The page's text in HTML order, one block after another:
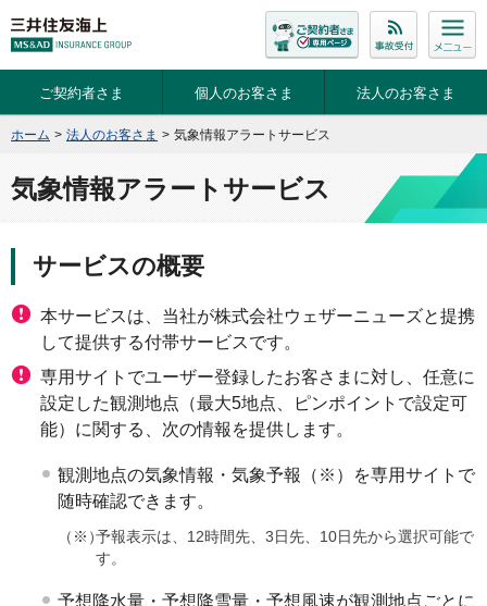
ご契約者さま 個人のお客さま 法人のお客さま
ホーム > 法人のお客さま > 気象情報アラートサービス
気象情報アラートサービス
サービスの概要
本サービスは、当社が株式会社ウェザーニューズと提携
して提供する付帯サービスです。
専用サイトでユーザー登録したお客さまに対し、任意に
設定した観測地点（最大5地点、ピンポイントで設定可
能）に関する、次の情報を提供します。
観測地点の気象情報・気象予報（※）を専用サイトで
随時確認できます。
（※）予報表示は、12時間先、3日先、10日先から選択可能で
す。
予想降水量・予想降雪量・予想風速が観測地点ごとに